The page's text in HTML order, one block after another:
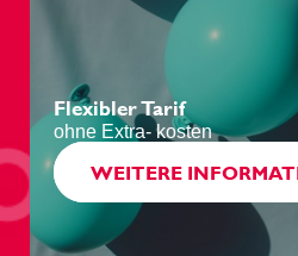
Brest durchqueren,
Atlantik
, bei der
dem Fahrrad
beginnt in Nevers
Wir heißen Sie
Wegesrand
diese App
, um den
Flexibler Tarif
ohne Extra- kosten
WEITERE